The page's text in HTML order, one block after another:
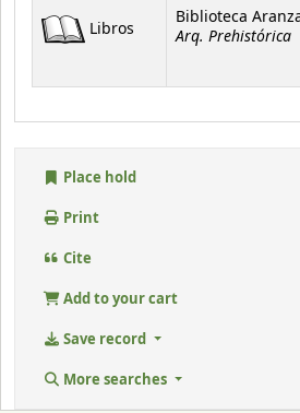
Libros
Biblioteca
Arq. Prehistórica
Place hold
Print
Cite
Add to your cart
Save record
More searches